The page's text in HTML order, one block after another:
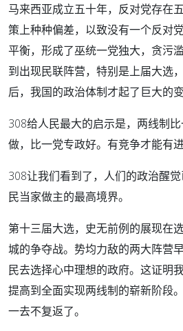
马来西亚成立五十年，反对党存在
策上种种偏差，以致没有一个反对
平衡，形成了巫统一党独大，贪污
到出现民联阵营，特别是上届大选
后，我国的政治体制才起了巨大的变
308给人民最大的启示是，两线制
做，比一党专政好。有竞争才能有进
308让我们看到了，人们的政治醒
民当家做主的最高境界。
第十三届大选，史无前例的展现在
城的争夺战。势均力敌的两大阵营
民去选择心中理想的政府。这证明
提高到全面实现两线制的崭新阶段
一去不复返了。